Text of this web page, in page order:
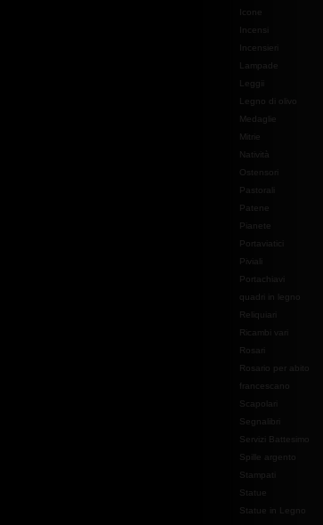
Icone
Incensi
Incensieri
Lampade
Leggii
Legno di olivo
Medaglie
Mitrie
Natività
Ostensori
Pastorali
Patene
Pianete
Portaviatici
Piviali
Portachiavi
quadri in legno
Reliquiari
Ricambi vari
Rosari
Rosario per abito
francescano
Scapolari
Segnalibri
Servizi Battesimo
Spille argento
Stampati
Statue
Statue in Legno